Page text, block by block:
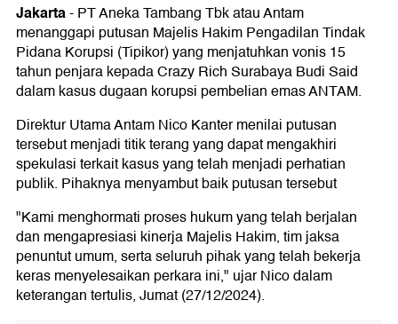
Jakarta-PT Aneka Tambang Tbk atau Antam
menanggapi putusan Majelis Hakim Pengadilan Tindak
Pidana Korupsi (Tipikor) yang menjatuhkan vonis 15
tahun penjara kepada Crazy Rich Surabaya Budi Said
dalam kasus dugaan korupsi pembelian emas ANTAM.
Direktur Utama Antam Nico Kanter menilai putusan
tersebut menjadi titik terang yang dapat mengakhiri
spekulasi terkait kasus yang telah menjadi perhatian
publik. Pihaknya menyambut baik putusan tersebut
"Kami menghormati proses hukum yang telah berjalan
dan mengapresiasi kinerja Majelis Hakim, tim jaksa
penuntut umum, serta seluruh pihak yang telah bekerja
keras menyelesaikan perkara ini," ujar Nico dalam
keterangan tertulis, Jumat (27/12/2024).